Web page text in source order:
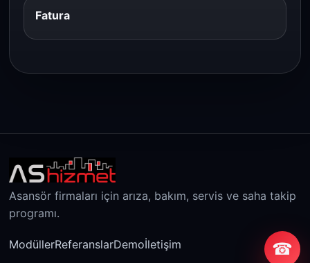
Fatura
Asansör firmaları için arıza, bakım, servis ve saha takip
programı.
ModüllerReferanslarDemoİletişim ☎